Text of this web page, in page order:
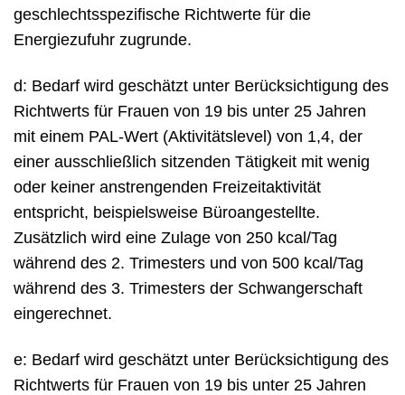
geschlechtsspezifische Richtwerte für die
Energiezufuhr zugrunde.
d: Bedarf wird geschätzt unter Berücksichtigung des
Richtwerts für Frauen von 19 bis unter 25 Jahren
mit einem PAL-Wert (Aktivitätslevel) von 1,4, der
einer ausschließlich sitzenden Tätigkeit mit wenig
oder keiner anstrengenden Freizeitaktivität
entspricht, beispielsweise Büroangestellte.
Zusätzlich wird eine Zulage von 250 kcal/Tag
während des 2. Trimesters und von 500 kcal/Tag
während des 3. Trimesters der Schwangerschaft
eingerechnet.
e: Bedarf wird geschätzt unter Berücksichtigung des
Richtwerts für Frauen von 19 bis unter 25 Jahren